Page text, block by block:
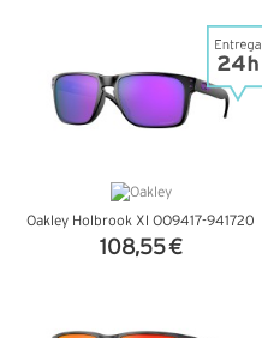
Oakley Holbrook Xl OO9417-941720
108,55 €